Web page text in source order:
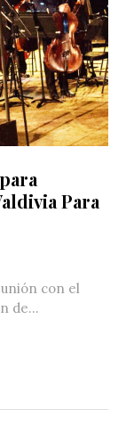
Para
con el
de...